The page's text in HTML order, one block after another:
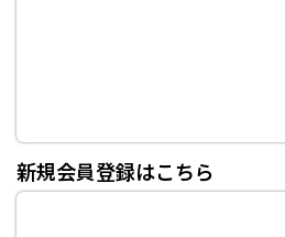
新規会員登録はこちら